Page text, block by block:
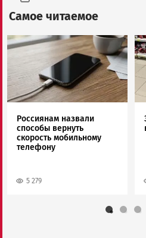
Самое читаемое
Image
Россиянам назвали
способы вернуть
скорость мобильному
телефону
5 279